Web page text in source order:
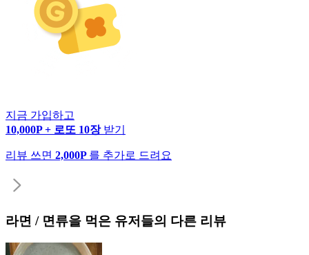
지금 가입하고
10,000P + 로또 10장 받기
리뷰 쓰면 2,000P 를 추가로 드려요
라면 / 면류을 먹은 유저들의 다른 리뷰